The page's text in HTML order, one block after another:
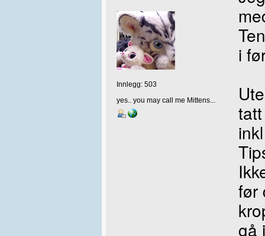
Innlegg: 503
yes.. you may call me Mittens...
i
før
gå